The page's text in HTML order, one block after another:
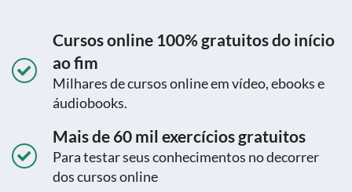
Cursos online 100% gratuitos do início
ao fim
Milhares de cursos online em vídeo, ebooks e
áudiobooks.
Mais de 60 mil exercícios gratuitos
Para testar seus conhecimentos no decorrer
dos cursos online